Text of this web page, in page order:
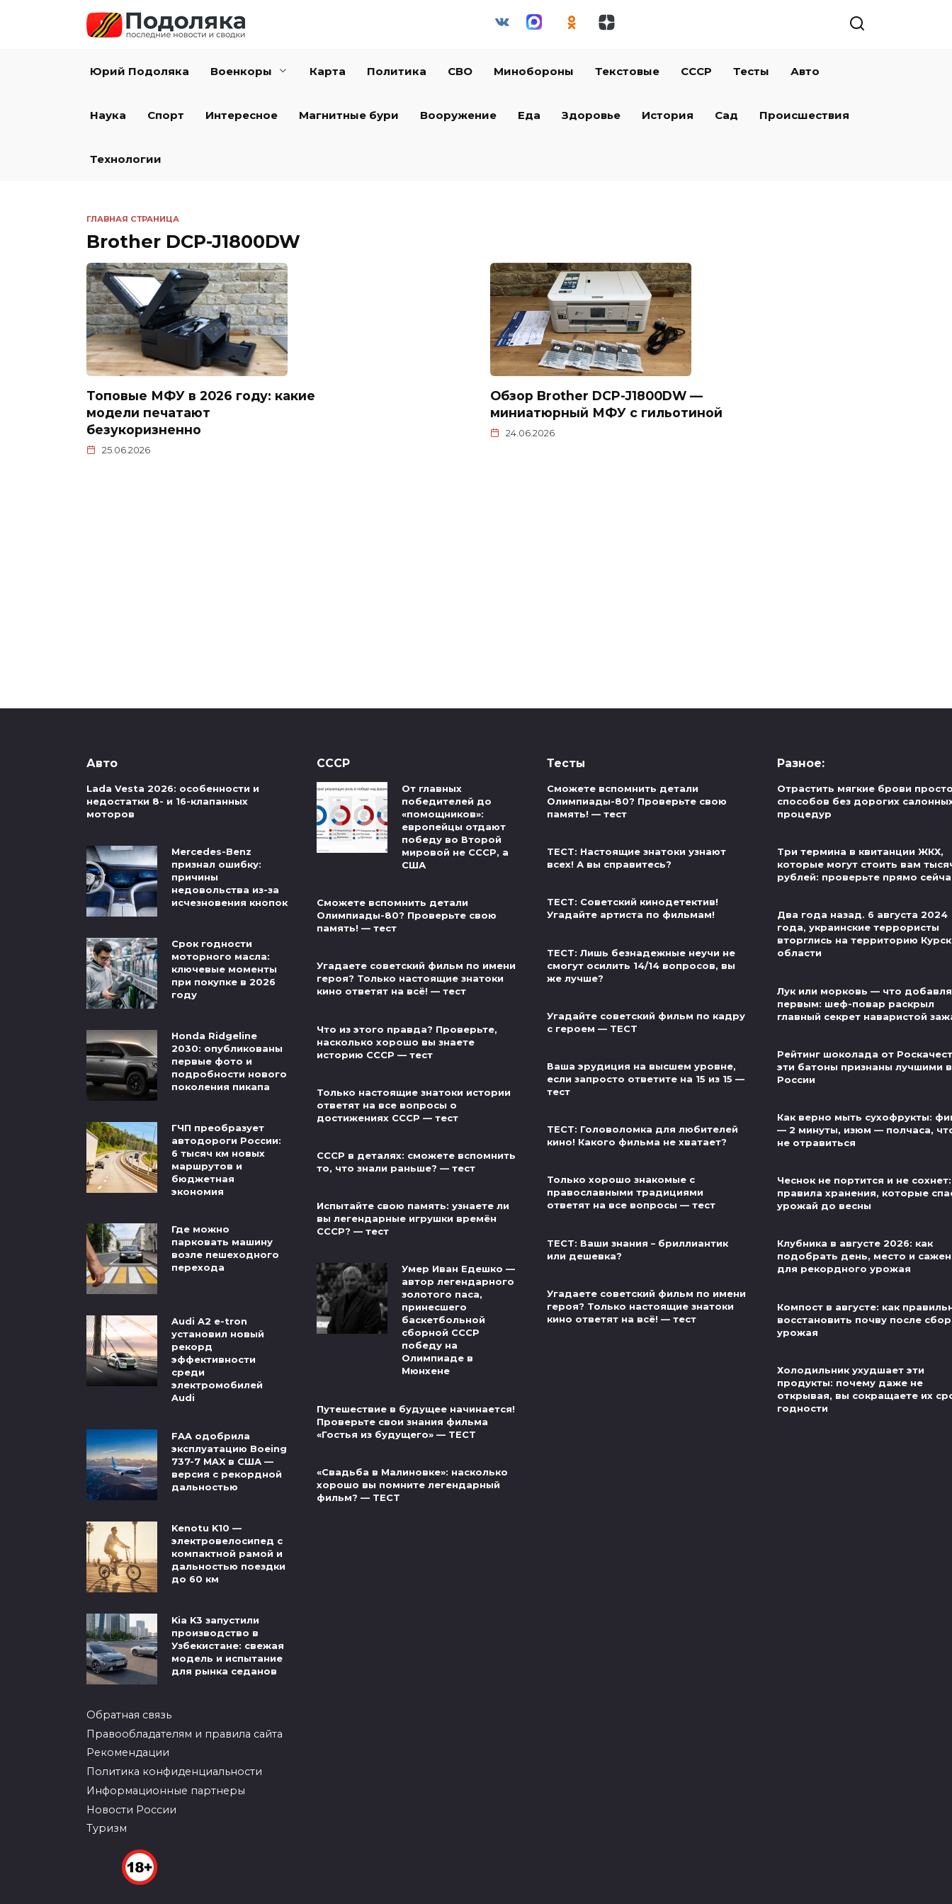
Юрий Подоляка Военкоры Карта Политика СВО Минобороны Текстовые СССР Тесты Авто
Наука Спорт Интересное Магнитные бури Вооружение Еда Здоровье История Сад Происшествия
Технологии
ГЛАВНАЯ СТРАНИЦА
Brother DCP-J1800DW
Топовые МФУ в 2026 году: какие
модели печатают
безукоризненно
25.06.2026
Обзор Brother DCP-J1800DW —
миниатюрный МФУ с гильотиной
24.06.2026
Авто
Lada Vesta 2026: особенности и
недостатки 8- и 16-клапанных
моторов
Mercedes-Benz
признал ошибку:
причины
недовольства из-за
исчезновения кнопок
Срок годности
моторного масла:
ключевые моменты
при покупке в 2026
году
Honda Ridgeline
2030: опубликованы
первые фото и
подробности нового
поколения пикапа
ГЧП преобразует
автодороги России:
6 тысяч км новых
маршрутов и
бюджетная
экономия
Где можно
парковать машину
возле пешеходного
перехода
Audi A2 e-tron
установил новый
рекорд
эффективности
среди
электромобилей
Audi
FAA одобрила
эксплуатацию Boeing
737-7 MAX в США —
версия с рекордной
дальностью
Kenotu K10 —
электровелосипед с
компактной рамой и
дальностью поездки
до 60 км
Kia K3 запустили
производство в
Узбекистане: свежая
модель и испытание
для рынка седанов
Обратная связь
Правообладателям и правила сайта
Рекомендации
Политика конфиденциальности
Информационные партнеры
Новости России
Туризм
СССР
От главных
победителей до
«помощников»:
европейцы отдают
победу во Второй
мировой не СССР, а
США
Сможете вспомнить детали
Олимпиады-80? Проверьте свою
память! — тест
Угадаете советский фильм по имени
героя? Только настоящие знатоки
кино ответят на всё! — тест
Что из этого правда? Проверьте,
насколько хорошо вы знаете
историю СССР — тест
Только настоящие знатоки истории
ответят на все вопросы о
достижениях СССР — тест
СССР в деталях: сможете вспомнить
то, что знали раньше? — тест
Испытайте свою память: узнаете ли
вы легендарные игрушки времён
СССР? — тест
Умер Иван Едешко —
автор легендарного
золотого паса,
принесшего
баскетбольной
сборной СССР
победу на
Олимпиаде в
Мюнхене
Путешествие в будущее начинается!
Проверьте свои знания фильма
«Гостья из будущего» — ТЕСТ
«Свадьба в Малиновке»: насколько
хорошо вы помните легендарный
фильм? — ТЕСТ
Тесты
Сможете вспомнить детали
Олимпиады-80? Проверьте свою
память! — тест
ТЕСТ: Настоящие знатоки узнают
всех! А вы справитесь?
ТЕСТ: Советский кинодетектив!
Угадайте артиста по фильмам!
ТЕСТ: Лишь безнадежные неучи не
смогут осилить 14/14 вопросов, вы
же лучше?
Угадайте советский фильм по кадру
с героем — ТЕСТ
Ваша эрудиция на высшем уровне,
если запросто ответите на 15 из 15 —
тест
ТЕСТ: Головоломка для любителей
кино! Какого фильма не хватает?
Только хорошо знакомые с
православными традициями
ответят на все вопросы — тест
ТЕСТ: Ваши знания – бриллиантик
или дешевка?
Угадаете советский фильм по имени
героя? Только настоящие знатоки
кино ответят на всё! — тест
Разное:
Отрастить мягкие брови
способов без дорогих
процедур
Три термина в квитанции ЖКХ,
которые могут стоить вам
рублей: проверьте прямо
Два года назад. 6 августа 2024
года, украинские террористы
вторглись на территорию
области
Лук или морковь — что
первым: шеф-повар раскрыл
главный секрет наваристой
Рейтинг шоколада от
эти батоны признаны лучшими в
России
Как верно мыть сухофрукты:
— 2 минуты, изюм — полчаса,
не отравиться
Чеснок не портится и не
правила хранения, которые
урожай до весны
Клубника в августе 2026: как
подобрать день, место и
для рекордного урожая
Компост в августе: как
восстановить почву после
урожая
Холодильник ухудшает эти
продукты: почему даже не
открывая, вы сокращаете их
годности